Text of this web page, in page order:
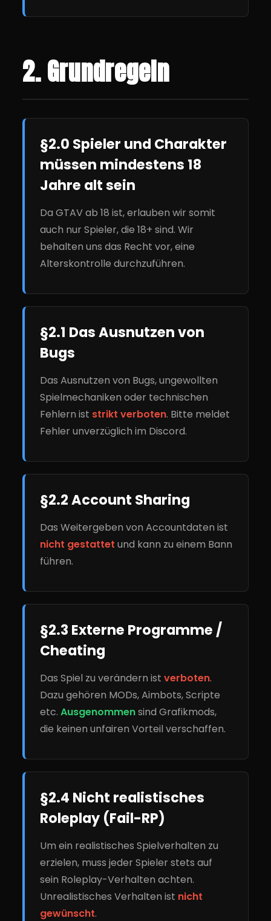
2. Grundregeln
§2.0 Spieler und Charakter
müssen mindestens 18
Jahre alt sein
Da GTAV ab 18 ist, erlauben wir somit
auch nur Spieler, die 18+ sind. Wir
behalten uns das Recht vor, eine
Alterskontrolle durchzuführen.
§2.1 Das Ausnutzen von
Bugs
Das Ausnutzen von Bugs, ungewollten
Spielmechaniken oder technischen
Fehlern ist strikt verboten. Bitte meldet
Fehler unverzüglich im Discord.
§2.2 Account Sharing
Das Weitergeben von Accountdaten ist
nicht gestattet und kann zu einem Bann
führen.
§2.3 Externe Programme /
Cheating
Das Spiel zu verändern istverboten.
Dazu gehören MODs, Aimbots, Scripte
etc.Ausgenommensind Grafikmods,
die keinen unfairen Vorteil verschaffen.
§2.4 Nicht realistisches
Roleplay (Fail-RP)
Um ein realistisches Spielverhalten zu
erzielen, muss jeder Spieler stets auf
sein Roleplay-Verhalten achten.
Unrealistisches Verhalten ist nicht
gewünscht.